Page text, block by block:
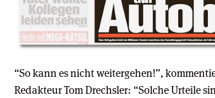
“So kann es nicht weitergehen!”,
Redakteur Tom Drechsler: “Solche Urteile